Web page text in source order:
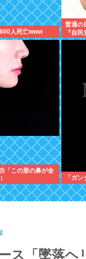
人死亡www
普通の
『自
えない
「この形の鼻が全
「ガ
ス「墜落ヘ